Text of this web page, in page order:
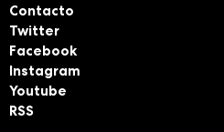
Contacto
Twitter
Facebook
Instagram
Youtube
RSS